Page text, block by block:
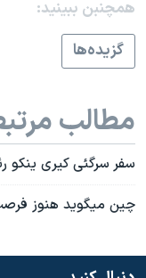
سفر پرزیدنت ترامپ
همچنبن ببینید:
گزيده‌ها
مطالب
سفر سرگئی کيری ينکو
چين ميگويد هنوز